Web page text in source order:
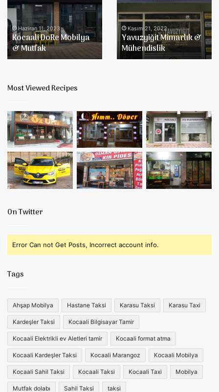
&
Mutfak
Haziran 11, 2023
Kocaali DoRe Mobilya
& Mutfak
Kasım 21, 2022
Yavuzyiğit Mimarlık &
Mühendislik
Most Viewed Recipes
On Twitter
Error Can not Get Posts, Incorrect account info.
Tags
Ahşap Mobilya Hastane Taksi Karasu Taksi Karasu Taxi
Kardeşler Taksi Kocaali Bilgisayar Tamir
Kocaali Elektrikli ev Aletleri tamir Kocaali format atma
Kocaali Kardeşler Taksi Kocaali Marangoz Kocaali Mobilya
Kocaali Sahil Taksi Kocaali Taksi Kocaali Taxi Mobilya
Mutfak dolabı Sahil Taksi taksi